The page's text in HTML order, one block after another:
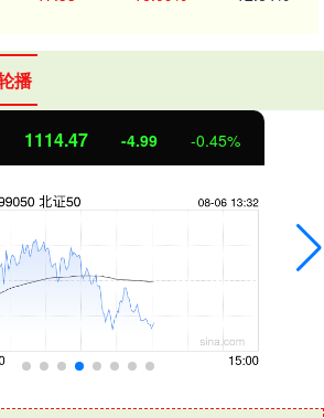
播
1114.47 -4.99 -0.45%